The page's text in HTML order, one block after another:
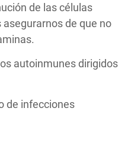
de las células
de que no
autoinmunes dirigidos
de infecciones